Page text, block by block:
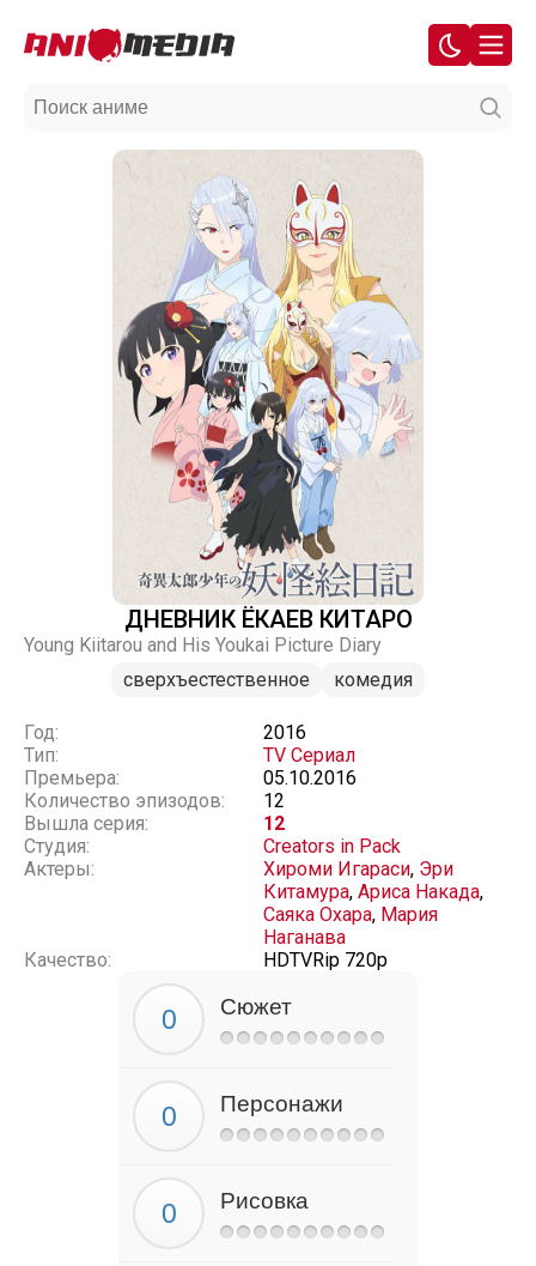
ДНЕВНИК ЁКАЕВ КИТАРО
Young Kiitarou and His Youkai Picture Diary
сверхъестественное
комедия
Год:
2016
Тип:
TV Сериал
Премьера:
05.10.2016
Количество эпизодов:
12
Вышла серия:
12
Студия:
Creators in Pack
Актеры:
Хироми Игараси, Эри
Китамура, Ариса Накада,
Саяка Охара, Мария
Наганава
Качество:
HDTVRip 720p
Сюжет
Персонажи
Рисовка